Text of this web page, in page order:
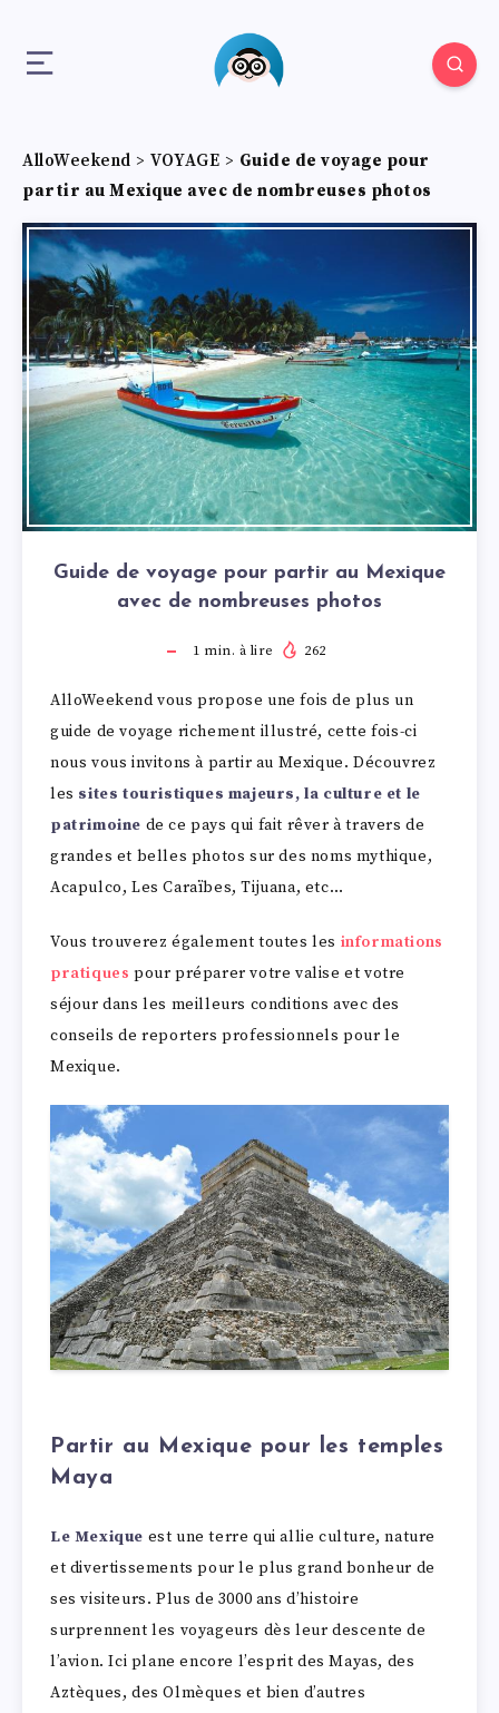
AlloWeekend > VOYAGE > Guide de voyage pour
partir au Mexique avec de nombreuses photos
Guide de voyage pour partir au Mexique
avec de nombreuses photos
1 min. à lire 262
AlloWeekend vous propose une fois de plus un
guide de voyage richement illustré, cette fois-ci
nous vous invitons à partir au Mexique. Découvrez
les sites touristiques majeurs, la culture et le
patrimoine de ce pays qui fait rêver à travers de
grandes et belles photos sur des noms mythique,
Acapulco, Les Caraïbes, Tijuana, etc…
Vous trouverez également toutes les informations
pratiques pour préparer votre valise et votre
séjour dans les meilleurs conditions avec des
conseils de reporters professionnels pour le
Mexique.
Partir au Mexique pour les temples
Maya
Le Mexique est une terre qui allie culture, nature
et divertissements pour le plus grand bonheur de
ses visiteurs. Plus de 3000 ans d’histoire
surprennent les voyageurs dès leur descente de
l’avion. Ici plane encore l’esprit des Mayas, des
Aztèques, des Olmèques et bien d’autres